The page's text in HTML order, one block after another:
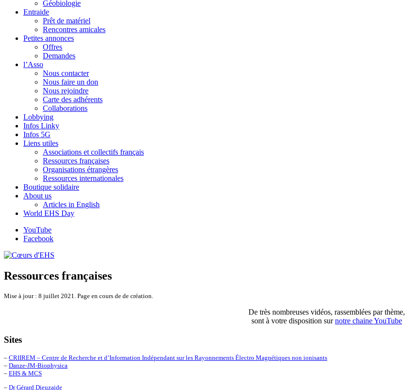
Géobiologie
Entraide
Prêt de matériel
Rencontres amicales
Petites annonces
Offres
Demandes
l’Asso
Nous contacter
Nous faire un don
Nous rejoindre
Carte des adhérents
Collaborations
Lobbying
Infos Linky
Infos 5G
Liens utiles
Associations et collectifs français
Ressources françaises
Organisations étrangères
Ressources internationales
Boutique solidaire
About us
Articles in English
World EHS Day
YouTube
Facebook
Ressources françaises
Mise à jour : 8 juillet 2021. Page en cours de de création.
De très nombreuses vidéos, rassemblées par thème,
sont à votre disposition surnotre chaine YouTube
Sites
– CRIIREM – Centre de Recherche et d’Information Indépendant sur les Rayonnements Électro Magnétiques non ionisants
– Danze-JM-Biophysica
– EHS & MCS
– Dr Gérard Dieuzaide